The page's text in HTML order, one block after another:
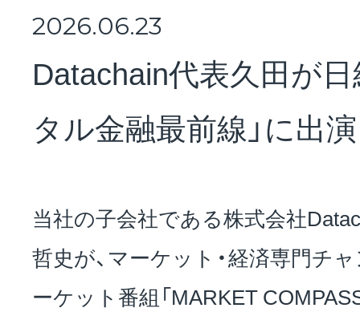
NEWS
採用情報
2026.06.23
Datachain代表久田が日
タル金融最前線」に出演
当社の子会社である株式会社
哲史が、マーケット・経済専門チ
ーケット番組「MARKET